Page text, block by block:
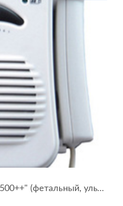
Допплер ЧССП "BF-500++" (фетальный, ультразвуковой)